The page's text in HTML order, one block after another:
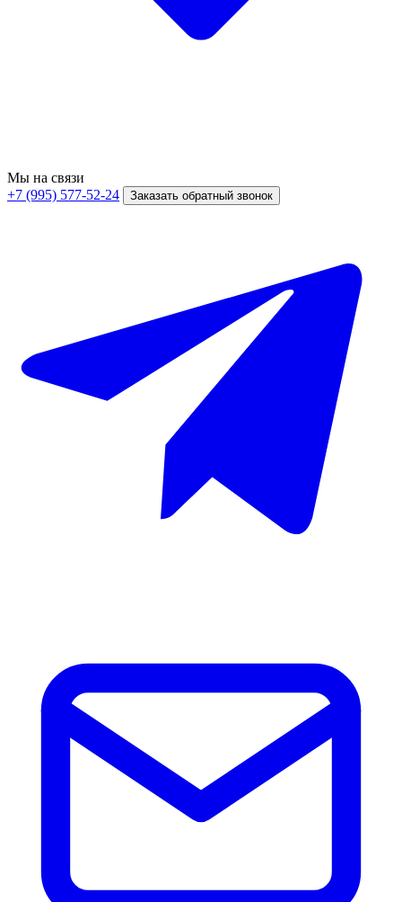
Мы на связи
+7 (995) 577-52-24
Заказать обратный звонок